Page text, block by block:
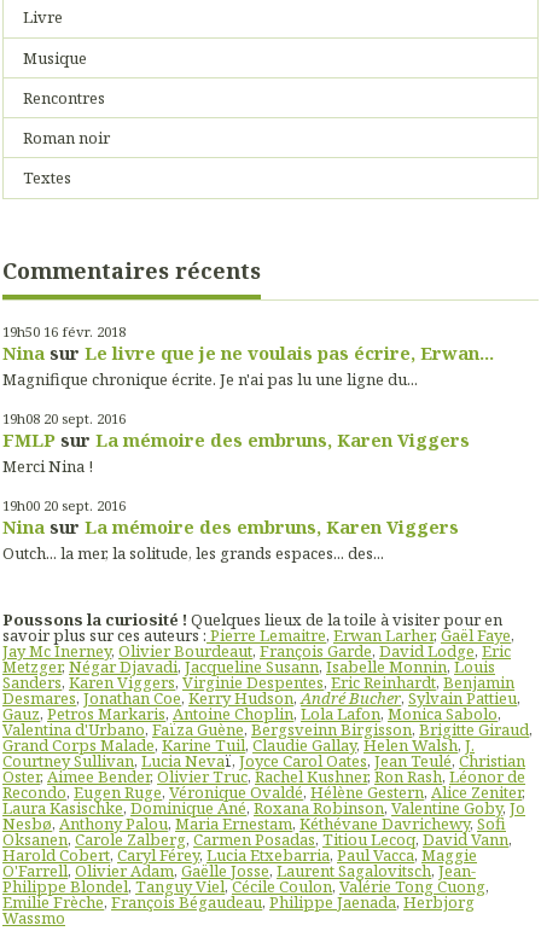
Livre
Musique
Rencontres
Roman noir
Textes
Commentaires récents
19h50 16 févr. 2018
Nina sur Le livre que je ne voulais pas écrire, Erwan...
Magnifique chronique écrite. Je n'ai pas lu une ligne du...
19h08 20 sept. 2016
FMLP sur La mémoire des embruns, Karen Viggers
Merci Nina !
19h00 20 sept. 2016
Nina sur La mémoire des embruns, Karen Viggers
Outch... la mer, la solitude, les grands espaces... des...
Poussons la curiosité ! Quelques lieux de la toile à visiter pour en
savoir plus sur ces auteurs : Pierre Lemaitre, Erwan Larher, Gaël Faye,
Jay Mc Inerney, Olivier Bourdeaut,François Garde,David Lodge,Eric
Metzger,Négar Djavadi,Jacqueline Susann,Isabelle Monnin,Louis
Sanders, Karen Viggers,Virginie Despentes,Eric Reinhardt,Benjamin
Desmares,Jonathan Coe,Kerry Hudson,André Bucher,Sylvain Pattieu,
Gauz,Petros Markaris,Antoine Choplin, Lola Lafon,Monica Sabolo,
Valentina d'Urbano,Faïza Guène,Bergsveinn Birgisson,Brigitte Giraud,
Grand Corps Malade,Karine Tuil,Claudie Gallay,Helen Walsh,J.
Courtney Sullivan,Lucia Nevaï,Joyce Carol Oates,Jean Teulé,Christian
Oster,Aimee Bender,Olivier Truc,Rachel Kushner, Ron Rash,Léonor de
Recondo,Eugen Ruge,Véronique Ovaldé,Hélène Gestern,Alice Zeniter,
Laura Kasischke,Dominique Ané,Roxana Robinson,Valentine Goby,Jo
Nesbø,Anthony Palou,Maria Ernestam,Kéthévane Davrichewy,Sofi
Oksanen,Carole Zalberg,Carmen Posadas,Titiou Lecoq,David Vann,
Harold Cobert,Caryl Férey,Lucia Etxebarria,Paul Vacca, Maggie
O'Farrell,Olivier Adam,Gaëlle Josse,Laurent Sagalovitsch,Jean-
Philippe Blondel,Tanguy Viel,Cécile Coulon,Valérie Tong Cuong,
Emilie Frèche,François Bégaudeau,Philippe Jaenada,Herbjorg
Wassmo